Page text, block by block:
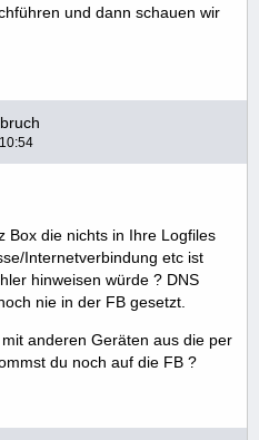
und dann schauen wir
Box die nichts in Ihre Logfiles
Internetverbindung etc ist
hinweisen würde ? DNS
nie in der FB gesetzt.
anderen Geräten aus die per
du noch auf die FB ?